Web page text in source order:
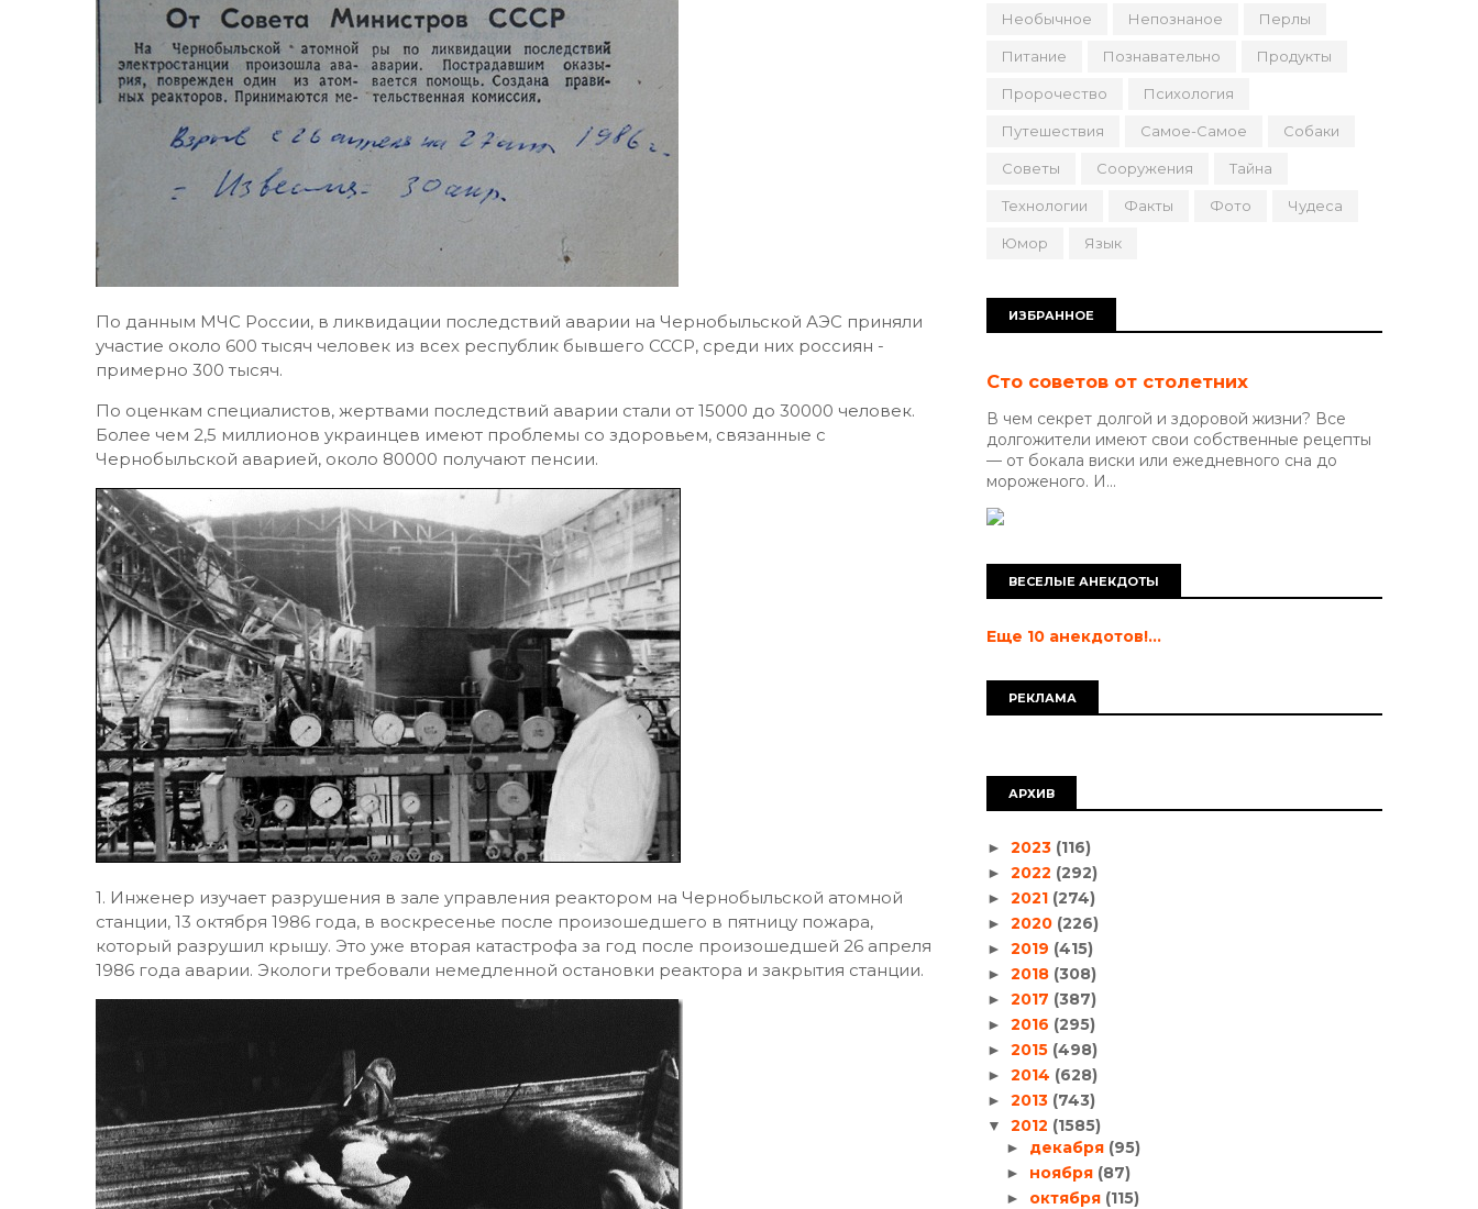
По данным МЧС России, в ликвидации последствий аварии на Чернобыльской АЭС приняли
участие около 600 тысяч человек из всех республик бывшего СССР, среди них россиян -
примерно 300 тысяч.
По оценкам специалистов, жертвами последствий аварии стали от 15000 до 30000 человек.
Более чем 2,5 миллионов украинцев имеют проблемы со здоровьем, связанные с
Чернобыльской аварией, около 80000 получают пенсии.
1. Инженер изучает разрушения в зале управления реактором на Чернобыльской атомной
станции, 13 октября 1986 года, в воскресенье после произошедшего в пятницу пожара,
который разрушил крышу. Это уже вторая катастрофа за год после произошедшей 26 апреля
1986 года аварии. Экологи требовали немедленной остановки реактора и закрытия станции.
Необычное Непознаное Перлы
Питание Познавательно Продукты
Пророчество Психология
Путешествия Самое-Самое Собаки
Советы Сооружения Тайна
Технологии Факты Фото Чудеса
Юмор Язык
ИЗБРАННОЕ
Сто советов от столетних
В чем секрет долгой и здоровой жизни? Все
долгожители имеют свои собственные рецепты
— от бокала виски или ежедневного сна до
мороженого. И...
ВЕСЕЛЫЕ АНЕКДОТЫ
Еще 10 анекдотов!...
РЕКЛАМА
АРХИВ
► 2023 (116)
► 2022 (292)
► 2021 (274)
► 2020 (226)
► 2019 (415)
► 2018 (308)
► 2017 (387)
► 2016 (295)
► 2015 (498)
► 2014 (628)
► 2013 (743)
▼ 2012 (1585)
► декабря (95)
► ноября (87)
► октября (115)